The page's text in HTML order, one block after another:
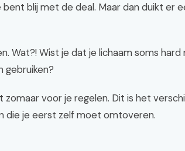
blij met de deal. Maar dan duikt er
Wat?! Wist je dat je lichaam soms
gebruiken?
voor je regelen. Dit is het
die je eerst zelf moet omtoveren.